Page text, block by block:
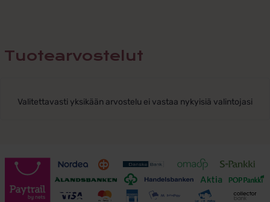
Tuotearvostelut
Valitettavasti yksikään arvostelu ei vastaa nykyisiä valintojasi